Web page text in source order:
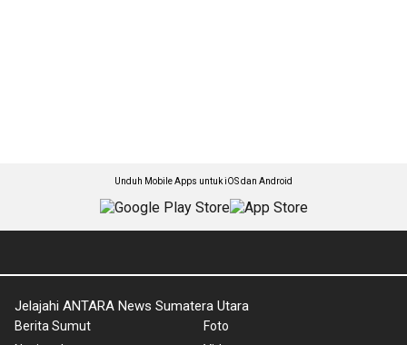
Unduh Mobile Apps untuk iOS dan Android
Jelajahi ANTARA News Sumatera Utara
Berita Sumut
Foto